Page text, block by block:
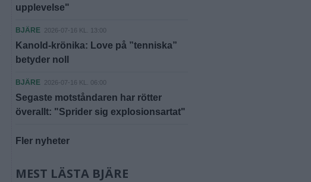
upplevelse"
BJÄRE 2026-07-16 KL. 13:00
Kanold-krönika: Love på ”tenniska”
betyder noll
BJÄRE 2026-07-16 KL. 06:00
Segaste motståndaren har rötter
överallt: "Sprider sig explosionsartat"
Fler nyheter
MEST LÄSTA BJÄRE